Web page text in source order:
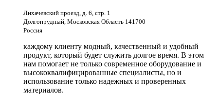
Лихачевский проезд, д. 6, стр. 1
Долгопрудный, Московская Область 141700
Россия
каждому клиенту модный, качественный и удобный
продукт, который будет служить долгое время. В этом
нам помогает не только современное оборудование и
высококвалифицированные специалисты, но и
использование только надежных и проверенных
материалов.